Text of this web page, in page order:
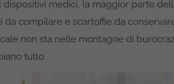
medici, la maggior parte
compilare e scartoffie da
non sta nelle montagne di
tutto.